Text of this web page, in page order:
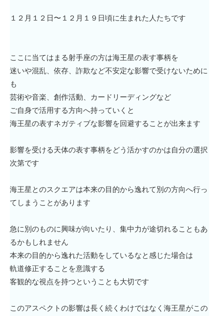
１２月１２日〜１２月１９日頃に生まれた人たちです
ここに当てはまる射手座の方は海王星の表す事柄を
迷いや混乱、依存、詐欺など不安定な影響で受けないために
も
芸術や音楽、創作活動、カードリーディングなど
ご自身で活用する方向へ持っていくと
海王星の表すネガティブな影響を回避することが出来ます
影響を受ける天体の表す事柄をどう活かすのかは自分の選択
次第です
海王星とのスクエアは本来の目的から逸れて別の方向へ行っ
てしまうことがあります
急に別のものに興味が向いたり、集中力が途切れることもあ
るかもしれません
本来の目的から逸れた活動をしているなと感じた場合は
軌道修正することを意識する
客観的な視点を持つということも大切です
このアスペクトの影響は長く続くわけではなく海王星がこの